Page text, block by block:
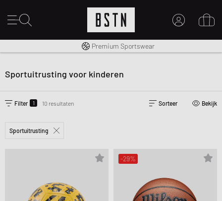
MIJN ACCOUNT
MAAK EEN ACCOUNT AAN
Gratis verzending naar NL vanaf € 100
Premium Sportswear
Sportuitrusting voor kinderen
Filter 1 10 resultaten Sorteer Bekijk
Sportuitrusting
-29%